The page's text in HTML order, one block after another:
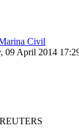
Civil
09 April 2014